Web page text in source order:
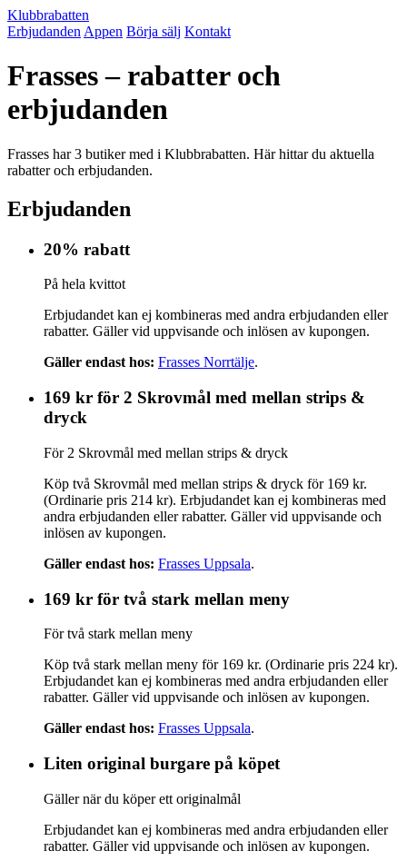
Klubbrabatten
Erbjudanden Appen Börja sälj Kontakt
Frasses – rabatter och
erbjudanden
Frasses har 3 butiker med i Klubbrabatten. Här hittar du aktuella
rabatter och erbjudanden.
Erbjudanden
20% rabatt
På hela kvittot
Erbjudandet kan ej kombineras med andra erbjudanden eller
rabatter. Gäller vid uppvisande och inlösen av kupongen.
Gäller endast hos: Frasses Norrtälje.
169 kr för 2 Skrovmål med mellan strips &
dryck
För 2 Skrovmål med mellan strips & dryck
Köp två Skrovmål med mellan strips & dryck för 169 kr.
(Ordinarie pris 214 kr). Erbjudandet kan ej kombineras med
andra erbjudanden eller rabatter. Gäller vid uppvisande och
inlösen av kupongen.
Gäller endast hos: Frasses Uppsala.
169 kr för två stark mellan meny
För två stark mellan meny
Köp två stark mellan meny för 169 kr. (Ordinarie pris 224 kr).
Erbjudandet kan ej kombineras med andra erbjudanden eller
rabatter. Gäller vid uppvisande och inlösen av kupongen.
Gäller endast hos: Frasses Uppsala.
Liten original burgare på köpet
Gäller när du köper ett originalmål
Erbjudandet kan ej kombineras med andra erbjudanden eller
rabatter. Gäller vid uppvisande och inlösen av kupongen.